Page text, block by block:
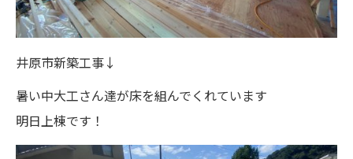
井原市新築工事↓
暑い中大工さん達が床を組んでくれています
明日上棟です！